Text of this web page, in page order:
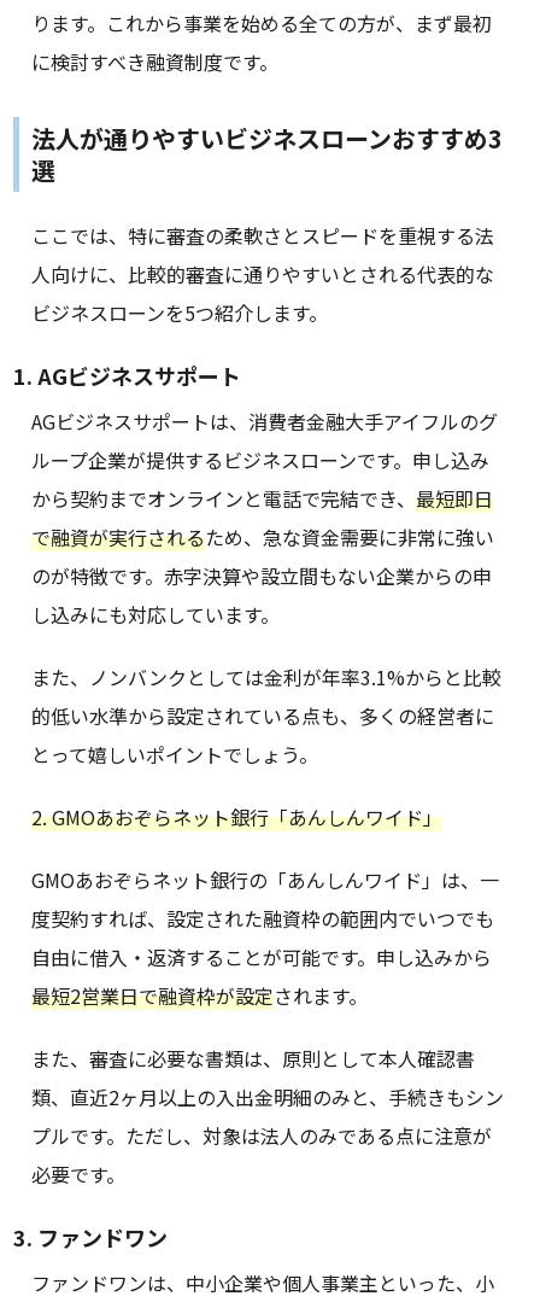
ります。これから事業を始める全ての方が、まず最初
に検討すべき融資制度です。
法人が通りやすいビジネスローンおすすめ3
選
ここでは、特に審査の柔軟さとスピードを重視する法
人向けに、比較的審査に通りやすいとされる代表的な
ビジネスローンを5つ紹介します。
1. AGビジネスサポート
AGビジネスサポートは、消費者金融大手アイフルのグ
ループ企業が提供するビジネスローンです。申し込み
から契約までオンラインと電話で完結でき、最短即日
で融資が実行されるため、急な資金需要に非常に強い
のが特徴です。赤字決算や設立間もない企業からの申
し込みにも対応しています。
また、ノンバンクとしては金利が年率3.1%からと比較
的低い水準から設定されている点も、多くの経営者に
とって嬉しいポイントでしょう。
2. GMOあおぞらネット銀行「あんしんワイド」
GMOあおぞらネット銀行の「あんしんワイド」は、一
度契約すれば、設定された融資枠の範囲内でいつでも
自由に借入・返済することが可能です。申し込みから
最短2営業日で融資枠が設定されます。
また、審査に必要な書類は、原則として本人確認書
類、直近2ヶ月以上の入出金明細のみと、手続きもシン
プルです。ただし、対象は法人のみである点に注意が
必要です。
3. ファンドワン
ファンドワンは、中小企業や個人事業主といった、小